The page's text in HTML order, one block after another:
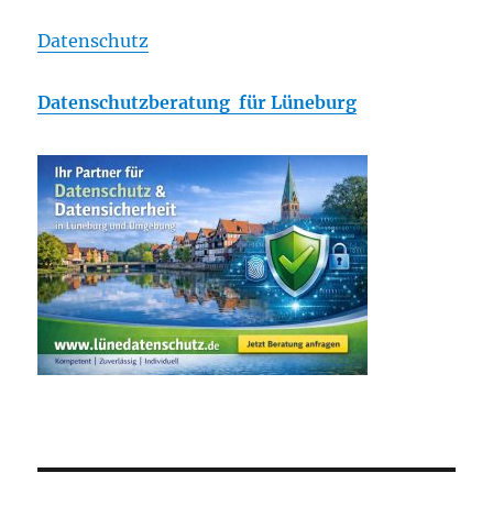
Datenschutz
Datenschutzberatung für Lüneburg